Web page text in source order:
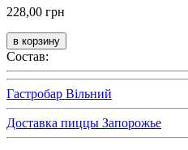
228,00 грн
Состав:
Гастробар Вільний
Доставка пиццы Запорожье